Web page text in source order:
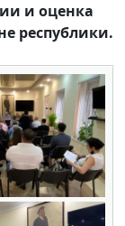
и оценка
республики.